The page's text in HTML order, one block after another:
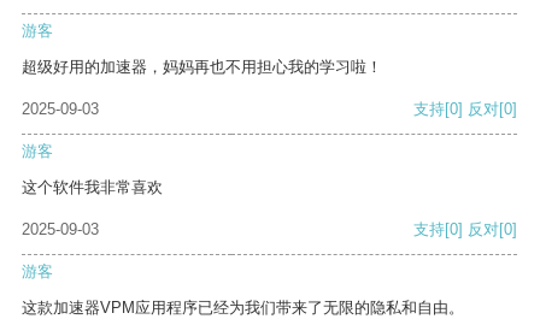
游客
超级好用的加速器，妈妈再也不用担心我的学习啦！
2025-09-03 支持[0] 反对[0]
游客
这个软件我非常喜欢
2025-09-03 支持[0] 反对[0]
游客
这款加速器VPM应用程序已经为我们带来了无限的隐私和自由。